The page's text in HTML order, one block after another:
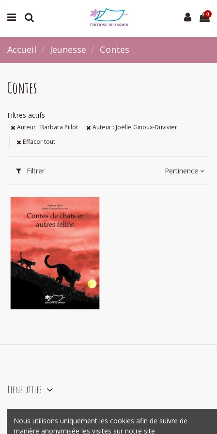
0
Accueil Jeunesse Contes
Contes
Filtres actifs
Auteur : Barbara Pillot
Auteur : Joëlle Ginoux-Duvivier
Effacer tout
Filtrer Pertinence
Contes de chats et autres félins
14,90 €
Liens utiles
agence e-commerce PrestashopMywebo
Nous utilisons uniquement les cookies afin de suivre de
manière anonymisée les visites sur notre site